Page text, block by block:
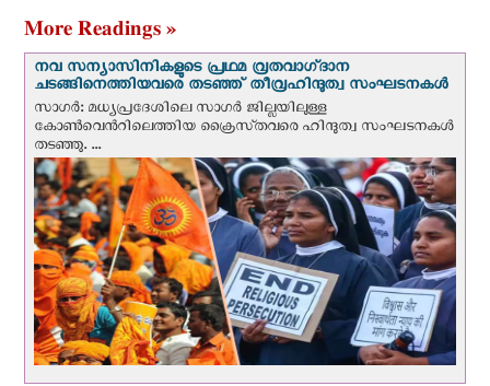
More Readings »
നവ സന്യാസിനികളുടെ പ്രഥമ വ്രതവാഗ്‌ദാന
ചടങ്ങിനെത്തിയവരെ തടഞ്ഞ് തീവ്രഹിന്ദുത്വ സംഘടനകള്‍
സാഗർ: മധ്യപ്രദേശിലെ സാഗർ ജില്ലയിലുള്ള
കോൺവെന്‍റിലെത്തിയ ക്രൈസ്‌തവരെ ഹിന്ദുത്വ സംഘടനകൾ
തടഞ്ഞു. ...